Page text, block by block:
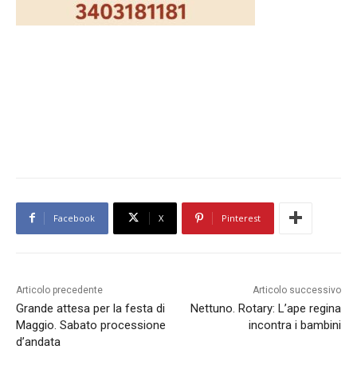
Facebook X Pinterest
Articolo precedente
Grande attesa per la festa di
Maggio. Sabato processione
d’andata
Articolo successivo
Nettuno. Rotary: L’ape regina
incontra i bambini